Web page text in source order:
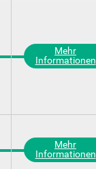
Mehr
Informationen
Mehr
Informationen